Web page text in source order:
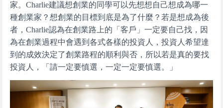
家。Charlie建議想創業的同學可以先想想自己想成為哪一
種創業家？想創業的目標到底是為了什麼？若是想成為後
者，Charlie認為在創業路上的「客戶」一定要自己找，因
為在創業過程中會遇到各式各樣的投資人，投資人希望達
到的成效決定了創業路程的順利與否，所以若是真的要找
投資人，「請一定要慎選，一定一定要慎選。」